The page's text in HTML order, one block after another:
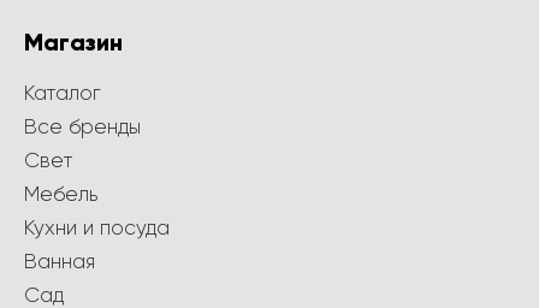
Магазин
Каталог
Все бренды
Свет
Мебель
Кухни и посуда
Ванная
Сад